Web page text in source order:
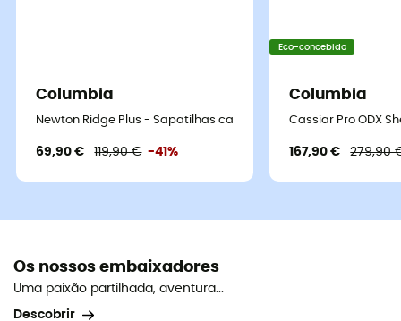
Os nossos embaixadores
Uma paixão partilhada, aventura...
Descobrir
Columbia
Newton Ridge Plus - Sapatilhas caminhada mulher
69,90 € 119,90 € -41%
Eco-concebido
Columbia
Cassiar Pro ODX
167,90 € 279,90